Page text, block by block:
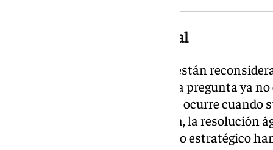
Soporte humano, ventaja real
Por eso cada vez más negocios están
elegir herramientas digitales. La pregunta ya
ofrece una plataforma, sino qué ocurre cuando
como la atención personalizada, la resolución
complejas y el acompañamiento estratégico